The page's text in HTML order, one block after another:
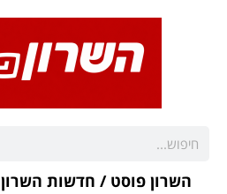
השרון פוסט / חדשות השרון